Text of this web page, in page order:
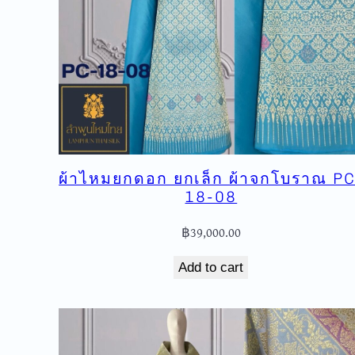
ผ้าไหมยกดอก ยกเล็ก ผ้าจกโบราณ
18-08
฿39,000.00
Add to cart